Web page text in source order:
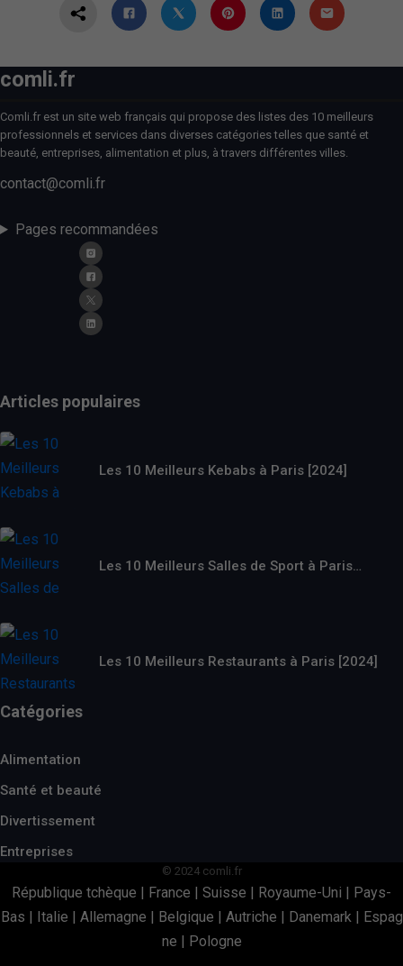
comli.fr
Comli.fr est un site web français qui propose des listes des 10 meilleurs
professionnels et services dans diverses catégories telles que santé et
beauté, entreprises, alimentation et plus, à travers différentes villes.
contact@comli.fr
Pages recommandées
Articles populaires
Les 10 Meilleurs Kebabs à Paris [2024]
Les 10 Meilleurs Salles de Sport à Paris…
Les 10 Meilleurs Restaurants à Paris [2024]
Catégories
Alimentation
Santé et beauté
Divertissement
Entreprises
© 2024 comli.fr
République tchèque | France | Suisse | Royaume-Uni | Pays-
Bas | Italie | Allemagne | Belgique | Autriche | Danemark| Espag
ne | Pologne